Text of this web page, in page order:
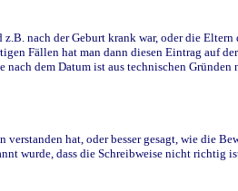
nach der Geburt krank war, oder die
Fällen hat man dann diesen Eintrag auf
dem Datum ist aus technischen
hat, oder besser gesagt, wie die
wurde, dass die Schreibweise nicht richtig